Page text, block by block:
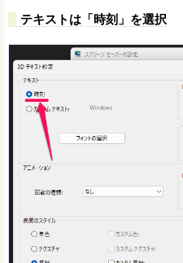
テキストは「時刻」を選択